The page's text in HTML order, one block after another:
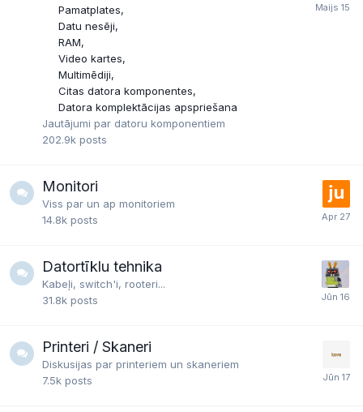
Pamatplates
Datu nesēji
RAM
Video kartes
Multimēdiji
Citas datora komponentes
Datora komplektācijas apspriešana
Jautājumi par datoru komponentiem
202.9k posts
Monitori
Viss par un ap monitoriem
14.8k posts
Datortīklu tehnika
Kabeļi, switch'i, rooteri...
31.8k posts
Printeri / Skaneri
Diskusijas par printeriem un skaneriem
7.5k posts